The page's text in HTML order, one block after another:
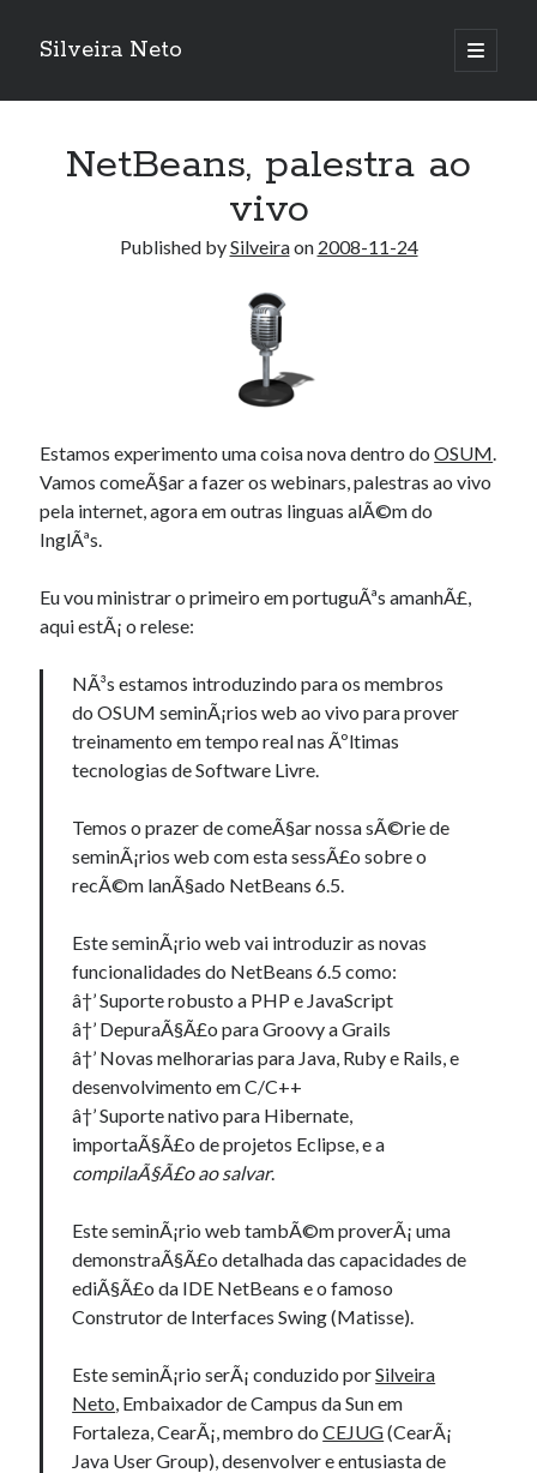
Silveira Neto
open
primary
Sidebar
Recent Posts
A Girl Reading, Johann Georg Meyer, oil on canvas, 1871
Do not go gentle into that good night – Dylan Thomas
vou aprender a ler pra ensinar meus camaradas
You know what would be really cool?
Coding font battle
Treat the elderly as you would your own elders, and the young as you
would your own children
Douglas Adams on the English–American cultural divide over “heroes”
a page that downloads itself
misery loves company
Jacques Cousteau and his crew in a submersible during the Conshelf II
Expedition in the Red Sea, 1963
NetBeans, palestra ao
vivo
Published bySilveiraon 2008-11-24
Estamos experimento uma coisa nova dentro doOSUM.
Vamos comeÃ§ar a fazer os webinars, palestras ao vivo
pela internet, agora em outras linguas alÃ©m do
InglÃªs.
Eu vou ministrar o primeiro em portuguÃªs amanhÃ£,
aqui estÃ¡ o relese:
NÃ³s estamos introduzindo para os membros
do OSUM seminÃ¡rios web ao vivo para prover
treinamento em tempo real nas Ãºltimas
tecnologias de Software Livre.
Temos o prazer de comeÃ§ar nossa sÃ©rie de
seminÃ¡rios web com esta sessÃ£o sobre o
recÃ©m lanÃ§ado NetBeans 6.5.
Este seminÃ¡rio web vai introduzir as novas
funcionalidades do NetBeans 6.5 como:
â†’ Suporte robusto a PHP e JavaScript
â†’ DepuraÃ§Ã£o para Groovy a Grails
â†’ Novas melhorarias para Java, Ruby e Rails, e
desenvolvimento em C/C++
â†’ Suporte nativo para Hibernate,
importaÃ§Ã£o de projetos Eclipse, e a
compilaÃ§Ã£o ao salvar.
Este seminÃ¡rio web tambÃ©m proverÃ¡ uma
demonstraÃ§Ã£o detalhada das capacidades de
ediÃ§Ã£o da IDE NetBeans e o famoso
Construtor de Interfaces Swing (Matisse).
Este seminÃ¡rio serÃ¡ conduzido porSilveira
Neto, Embaixador de Campus da Sun em
Fortaleza, CearÃ¡, membro doCEJUG(CearÃ¡
Java User Group), desenvolver e entusiasta de